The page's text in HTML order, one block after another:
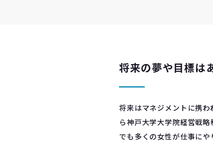
将来の夢や目標は
将来はマネジメントに携
ら神戸大学大学院経営戦
でも多くの女性が仕事に